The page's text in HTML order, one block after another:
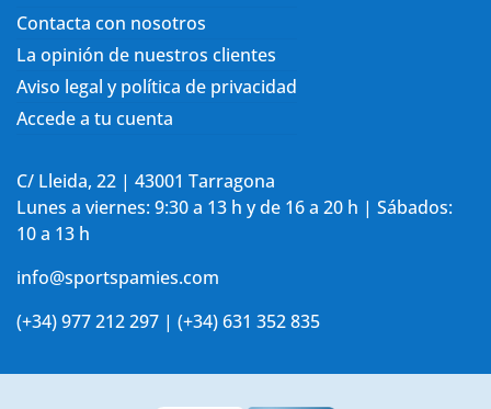
Contacta con nosotros
La opinión de nuestros clientes
Aviso legal y política de privacidad
Accede a tu cuenta
C/ Lleida, 22 | 43001 Tarragona
Lunes a viernes: 9:30 a 13 h y de 16 a 20 h | Sábados:
10 a 13 h
info@sportspamies.com
(+34) 977 212 297 | (+34) 631 352 835